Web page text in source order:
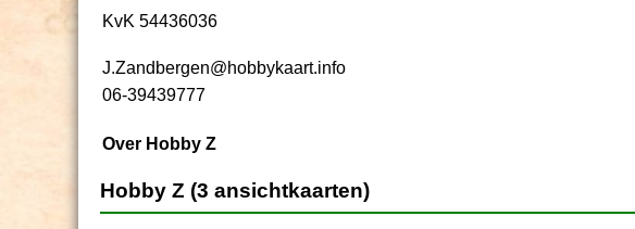
KvK 54436036
J.Zandbergen@hobbykaart.info
06-39439777
Over Hobby Z
Hobby Z (3 ansichtkaarten)